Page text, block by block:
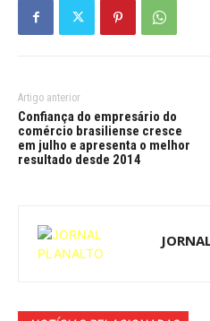
Artigo anterior
Confiança do empresário do
comércio brasiliense cresce
em julho e apresenta o melhor
resultado desde 2014